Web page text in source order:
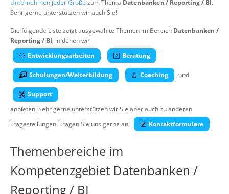
Über uns
Unternehmen jeder Größe zum Thema Datenbanken / Reporting / BI.
Sehr gerne unterstützen wir auch Sie!
Die folgende Liste zeigt ausgewählte Themen im Bereich Datenbanken /
Reporting / BI, in denen wir
Entwicklungsarbeiten
Beratung
Schulungen/Weiterbildung Coaching und
Support
anbieten. Sehr gerne unterstützen wir Sie aber auch zu anderen
Fragestellungen. Fragen Sie uns gerne an!
Kontaktformulare
Themenbereiche im
Kompetenzgebiet Datenbanken /
Reporting / BI